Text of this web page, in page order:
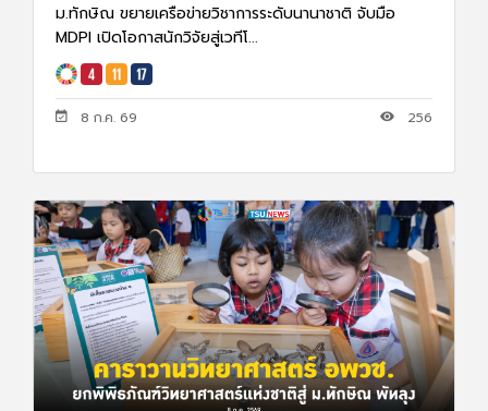
ม.ทักษิณ ขยายเครือข่ายวิชาการระดับนานาชาติ จับมือ
MDPI เปิดโอกาสนักวิจัยสู่เวทีโ...
8 ก.ค. 69 256